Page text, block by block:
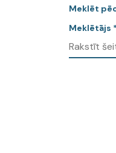
Meklēt
Meklētājs *